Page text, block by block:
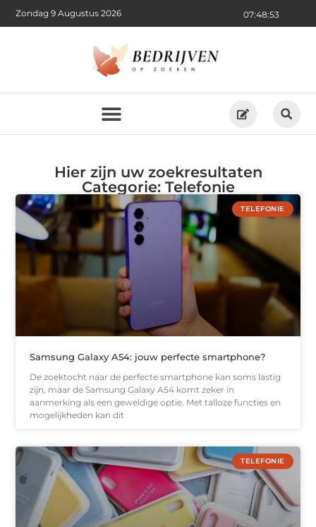
07:48:53
Zondag 9 Augustus 2026
Hier zijn uw zoekresultaten
Categorie: Telefonie
TELEFONIE
Samsung Galaxy A54: jouw perfecte smartphone?
De zoektocht naar de perfecte smartphone kan soms lastig
zijn, maar de Samsung Galaxy A54 komt zeker in
aanmerking als een geweldige optie. Met talloze functies en
mogelijkheden kan dit
TELEFONIE